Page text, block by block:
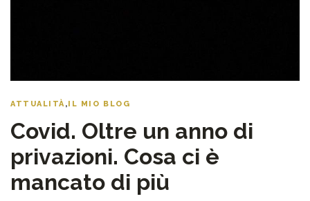
ATTUALITÀ, IL MIO BLOG
Covid. Oltre un anno di
privazioni. Cosa ci è
mancato di più